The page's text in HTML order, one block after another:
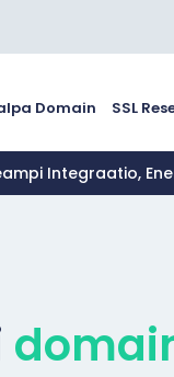
Domain SSL
Integraatio,